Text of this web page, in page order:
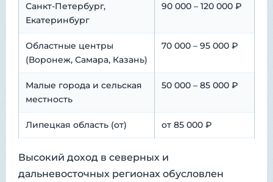
Санкт-Петербург,
Екатеринбург
90 000 – 120 000 ₽
Областные центры
(Воронеж, Самара, Казань)
70 000 – 95 000 ₽
Малые города и сельская
местность
50 000 – 85 000 ₽
Липецкая область (от) от 85 000 ₽
Высокий доход в северных и
дальневосточных регионах обусловлен